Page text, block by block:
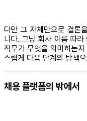
다만 그 자체만으로 결론
니다. 그냥 회사 이름 따
직무가 무엇을 의미하는
스럽게 다음 단계의 탐색
채용 플랫폼의 밖에서